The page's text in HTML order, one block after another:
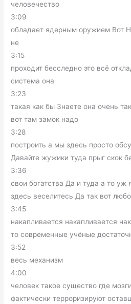
человечество
3:09
обладает ядерным оружием Вот
не
3:15
проходит бесследно это всё
система она
3:23
такая как бы Знаете она очень
вот там замок надо
3:28
построить а мы здесь просто
Давайте жужики туда прыг скок
3:36
свои богатства Да и туда а то
здесь веселитесь Да так вот
3:45
накапливается накапливается
то современные учёные
3:52
весь механизм
4:00
человек такое существо где
фактически терроризируют